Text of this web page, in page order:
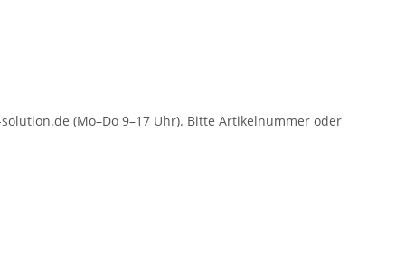
(Mo–Do 9–17 Uhr). Bitte Artikelnummer oder